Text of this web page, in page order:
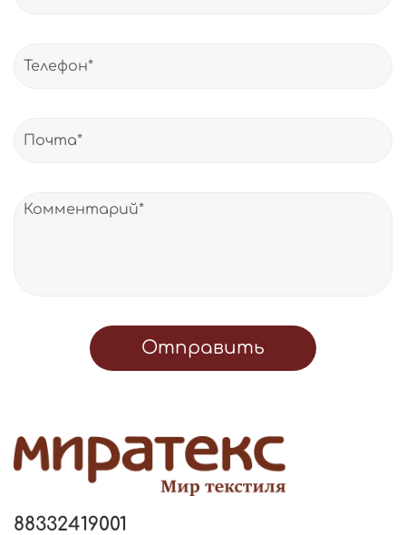
Отправить
88332419001